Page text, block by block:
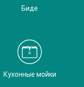
Биде
Кухонные мойки